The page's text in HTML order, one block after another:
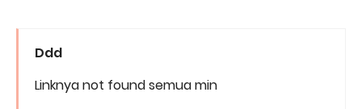
Ddd
Linknya not found semua min